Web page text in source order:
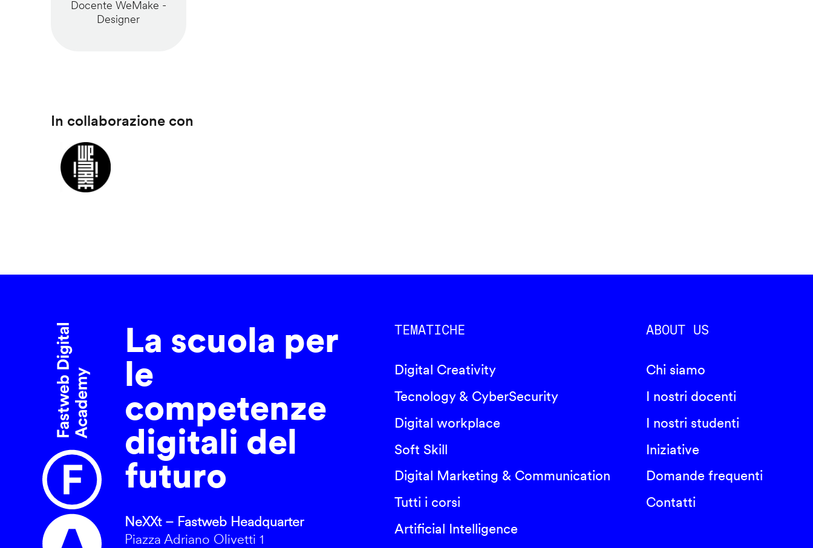
Docente WeMake -
Designer
In collaborazione con
La scuola per
le
competenze
digitali del
futuro
NeXXt – Fastweb Headquarter
Piazza Adriano Olivetti 1
TEMATICHE
Digital Creativity
Tecnology & CyberSecurity
Digital workplace
Soft Skill
Digital Marketing & Communication
Tutti i corsi
Artificial Intelligence
ABOUT US
Chi siamo
I nostri docenti
I nostri studenti
Iniziative
Domande frequenti
Contatti